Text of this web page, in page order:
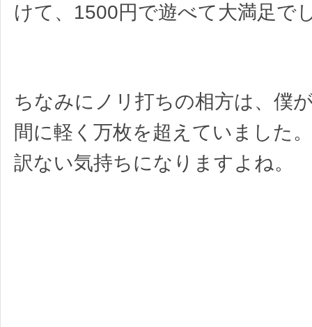
けて、1500円で遊べて大満足で
ちなみにノリ打ちの相方は、僕
間に軽く万枚を超えていました
訳ない気持ちになりますよね。